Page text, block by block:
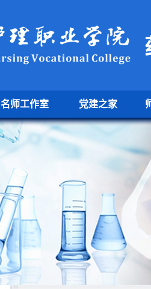
名师工作室 党建之家